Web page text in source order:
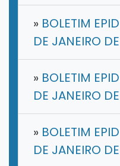
» BOLETIM
DE JANEIRO
» BOLETIM
DE JANEIRO
» BOLETIM
DE JANEIRO